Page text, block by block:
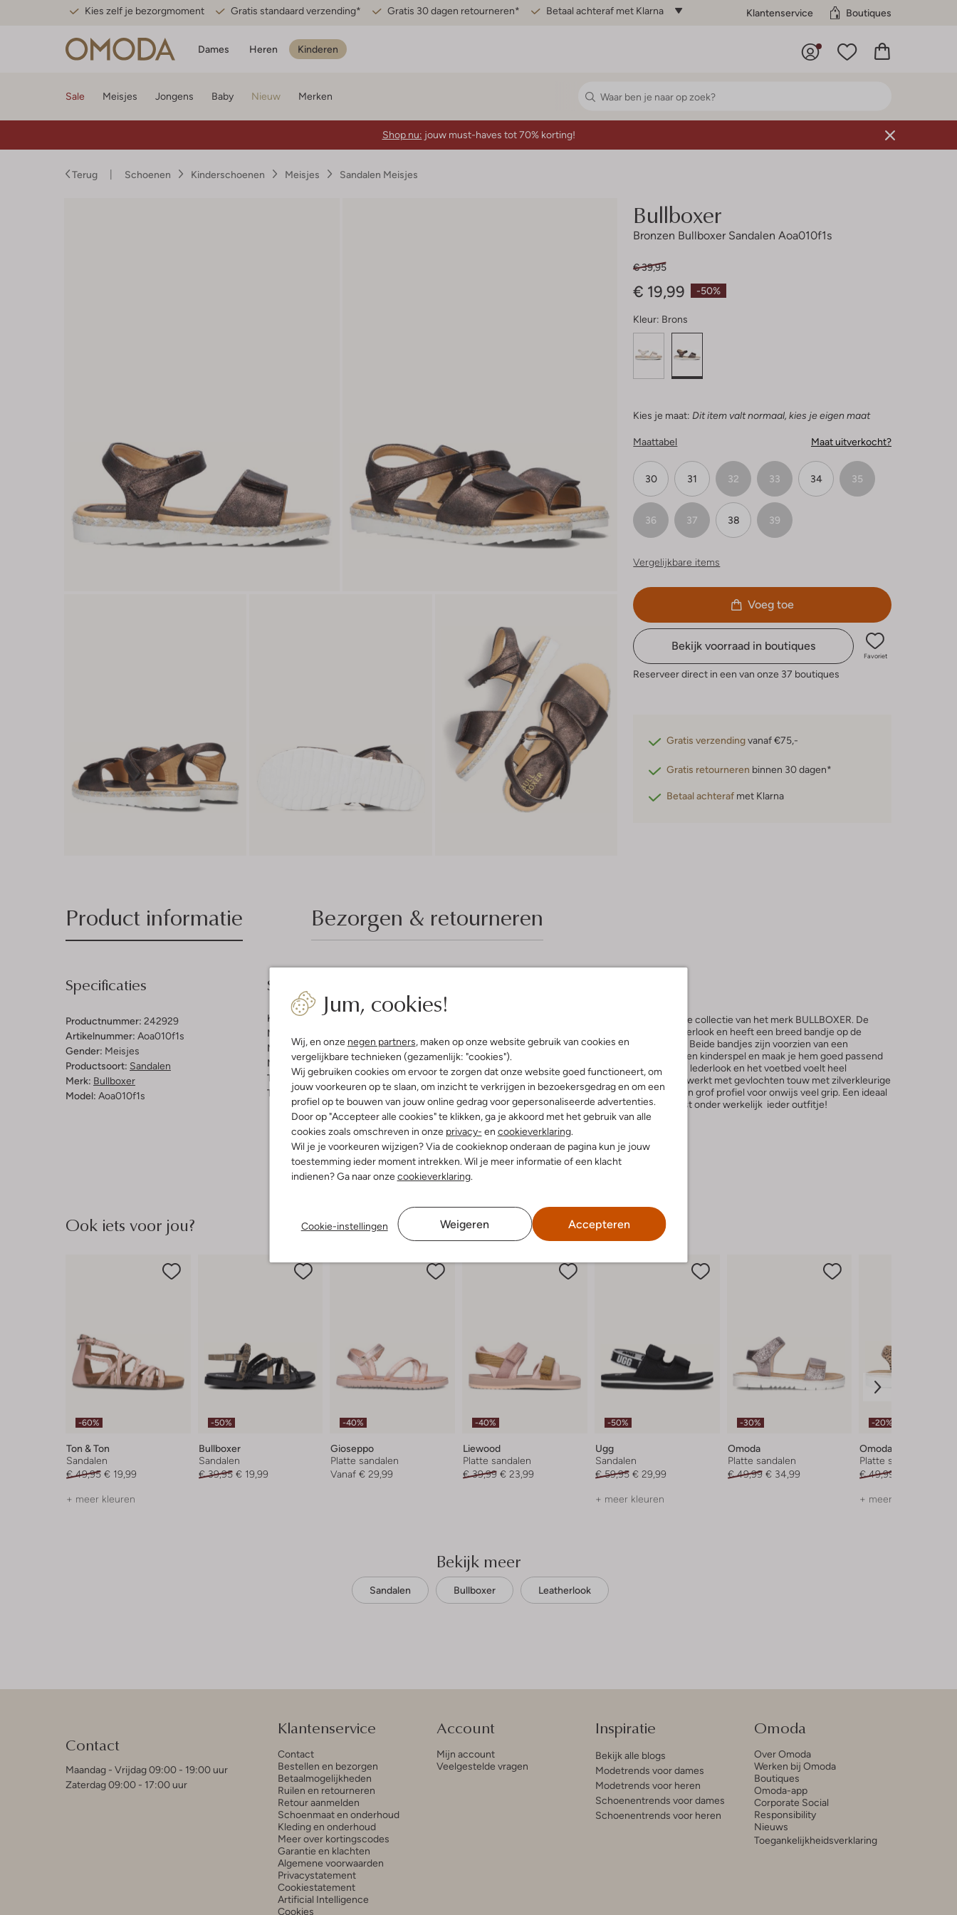
Kies zelf je bezorgmoment Gratis standaard verzending* Gratis 30 dagen retourneren* Betaal achteraf met Klarna Klantenservice Boutiques
Dames Heren Kinderen
Jum, cookies!
Wij, en onze negen partners, maken op onze website gebruik van cookies en
vergelijkbare technieken (gezamenlijk: "cookies").
Wij gebruiken cookies om ervoor te zorgen dat onze website goed functioneert, om
jouw voorkeuren op te slaan, om inzicht te verkrijgen in bezoekersgedrag en om een
profiel op te bouwen van jouw online gedrag voor gepersonaliseerde advertenties.
Door op "Accepteer alle cookies" te klikken, ga je akkoord met het gebruik van alle
cookies zoals omschreven in onze privacy- en cookieverklaring.
Wil je je voorkeuren wijzigen? Via de cookieknop onderaan de pagina kun je jouw
toestemming ieder moment intrekken. Wil je meer informatie of een klacht
indienen? Ga naar onzecookieverklaring.
Cookie-instellingen Weigeren Accepteren
Sale Meisjes Jongens Baby Nieuw Merken
Shop nu: jouw must-haves tot 70% korting!
Terug Schoenen Kinderschoenen Meisjes Sandalen Meisjes
Bullboxer
Bronzen Bullboxer Sandalen Aoa010f1s
-50%
€ 39,95
€ 19,99
Kleur: Brons
Kies je maat: Dit item valt normaal, kies je eigen maat
Maattabel Maat uitverkocht?
30 31 32 33 34 35
36 37 38 39
Vergelijkbare items
Voeg toe
Bekijk voorraad in boutiques
Favoriet
Reserveer direct in een van onze 37 boutiques
Gratis verzendingvanaf €75,-
Gratis retourneren binnen 30 dagen*
Betaal achteraf met Klarna
Product informatie Bezorgen & retourneren
Specificaties
Productnummer: 242929
Artikelnummer: Aoa010f1s
Gender: Meisjes
Productsoort: Sandalen
Merk: Bullboxer
Model: Aoa010f1s
Samenstelling & Pasvorm
Kleur:
Brons
Materiaal buitenkant:
Materiaal binnenkant:Leatherlook
Materiaal zool:Rubber
Type sluiting: Klittenband
Type neus: Ronde Neus
Deze fijne sandalen AOA010F1S komen uit de collectie van het merk BULLBOXER. De
buitenkant is gemaakt van bronskleurig leatherlook en heeft een breed bandje op de
voorvoet en een smaller bandje om de enkel. Beide bandjes zijn voorzien van een
klittenbandsluiting, zo wordt aan-en uit trekken kinderspel en maak je hem goed passend
naar de voet. Het binnenwerk is gemaakt van lederlook en het voetbed voelt heel
comfortabel aan. De zoolrand is zomers afgewerkt met gevlochten touw met zilverkleurige
accenten en de witte rubberen zool heeft een grof profiel voor onwijs veel grip. Een ideaal
sandaaltje want door zijn mooie eenvoud past onder werkelijk ieder outfitje!
Ook iets voor jou?
-60%
Ton & Ton
Sandalen
€ 49,95 € 19,99
+ meer kleuren
-50%
Bullboxer
Sandalen
€ 39,95 € 19,99
-40%
Gioseppo
Platte sandalen
Vanaf € 29,99
-40%
Liewood
Platte sandalen
€ 39,99 € 23,99
-50%
Ugg
Sandalen
€ 59,95 € 29,99
+ meer kleuren
-30%
Omoda
Platte sandalen
€ 49,99 € 34,99
-20%
Omoda
Platte sandalen
€ 49,99
+ meer kleuren
Bekijk meer
Sandalen Bullboxer Leatherlook
Contact
Maandag - Vrijdag 09:00 - 19:00 uur
Zaterdag 09:00 - 17:00 uur
Klantenservice
Contact
Bestellen en bezorgen
Betaalmogelijkheden
Ruilen en retourneren
Retour aanmelden
Schoenmaat en onderhoud
Kleding en onderhoud
Meer over kortingscodes
Garantie en klachten
Algemene voorwaarden
Privacystatement
Cookiestatement
Artificial Intelligence
Cookies
Account
Mijn account
Veelgestelde vragen
Inspiratie
Bekijk alle blogs
Modetrends voor dames
Modetrends voor heren
Schoenentrends voor dames
Schoenentrends voor heren
Omoda
Over Omoda
Werken bij Omoda
Boutiques
Omoda-app
Corporate Social
Responsibility
Nieuws
Toegankelijkheidsverklaring